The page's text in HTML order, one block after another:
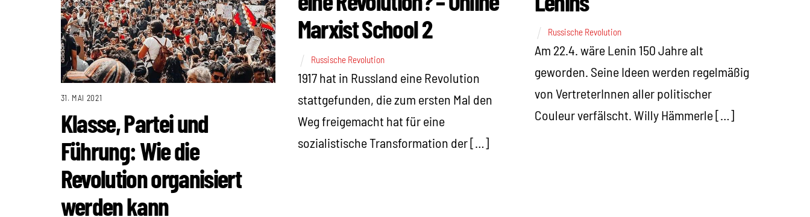
31. MAI 2021
Klasse, Partei und
Führung: Wie die
Revolution organisiert
werden kann
Marxist School 2
Russische Revolution
1917 hat in Russland eine Revolution
stattgefunden, die zum ersten Mal den
Weg freigemacht hat für eine
sozialistische Transformation der […]
Russische Revolution
Am 22.4. wäre Lenin 150 Jahre alt
geworden. Seine Ideen werden regelmäßig
von VertreterInnen aller politischer
Couleur verfälscht. Willy Hämmerle […]